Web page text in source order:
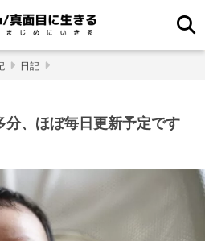
日記
分、ほぼ毎日更新予定です